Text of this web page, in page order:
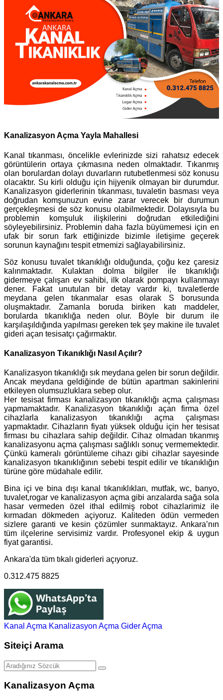
Kanalizasyon Açma Yayla Mahallesi
Kanal tıkanması, öncelikle evlerinizde sizi rahatsız edecek
görüntülerin ortaya çıkmasına neden olmaktadır. Tıkanmış
olan borulardan dolayı duvarların rutubetlenmesi söz konusu
olacaktır. Su kirli olduğu için hijyenik olmayan bir durumdur.
Kanalizasyon giderlerinin tıkanması, tuvaletin basması veya
doğrudan komşunuzun evine zarar verecek bir durumun
gerçekleşmesi de söz konusu olabilmektedir. Dolayısıyla bu
problemin komşuluk ilişkilerini doğrudan etkilediğini
söyleyebilirsiniz. Problemin daha fazla büyümemesi için en
ufak bir sorun fark ettiğinizde bizimle iletişime geçerek
sorunun kaynağını tespit etmemizi sağlayabilirsiniz.
Söz konusu tuvalet tıkanıklığı olduğunda, çoğu kez çaresiz
kalınmaktadır. Kulaktan dolma bilgiler ile tıkanıklığı
gidermeye çalışan ev sahibi, ilk olarak pompayı kullanmayı
dener. Fakat unutulan bir detay vardır ki, tuvaletlerde
meydana gelen tıkanmalar esas olarak S borusunda
oluşmaktadır. Zamanla boruda biriken katı maddeler,
borularda tıkanıklığa neden olur. Böyle bir durum ile
karşılaşıldığında yapılması gereken tek şey makine ile tuvalet
gideri açan tesisatçı çağırmaktır.
Kanalizasyon Tıkanıklığı Nasıl Açılır?
Kanalizasyon tıkanıklığı sık meydana gelen bir sorun değildir.
Ancak meydana geldiğinde de bütün apartman sakinlerini
etkileyen olumsuzluklara sebep olur.
Her tesisat firması kanalizasyon tıkanıklığı açma çalışması
yapmamaktadır. Kanalizasyon tıkanıklığı açan firma özel
cihazlarla kanalizasyon tıkanıklığı açma çalışması
yapmaktadır. Cihazların fiyatı yüksek olduğu için her tesisat
firması bu cihazlara sahip değildir. Cihaz olmadan tıkanmış
kanalizasyonu açma çalışması sağlıklı sonuç vermemektedir.
Çünkü kameralı görüntüleme cihazı gibi cihazlar sayesinde
kanalizasyon tıkanıklığının sebebi tespit edilir ve tıkanıklığın
türüne göre müdahale edilir.
Bina içi ve bina dışı kanal tıkanıklıkları, mutfak, wc, banyo,
tuvalet,rogar ve kanalizasyon açma gibi arızalarda sağa sola
hasar vermeden özel ithal edilmiş robot cihazlarimiz ile
kırmadan dökmeden açiyoruz. Kaliteden ödün vermeden
sizlere garanti ve kesin çözümler sunmaktayız. Ankara’nın
tüm ilçelerine servisimiz vardır. Profesyonel ekip & uygun
fiyat garantisi.
Ankara'da tüm tıkalı giderleri açıyoruz.
0.312.475 8825
Kanal Açma Kanalizasyon Açma Gider Açma
Siteiçi Arama
Kanalizasyon Açma